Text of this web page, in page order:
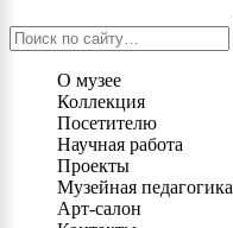
О музее
Коллекция
Посетителю
Научная работа
Проекты
Музейная педагогика
Арт-салон